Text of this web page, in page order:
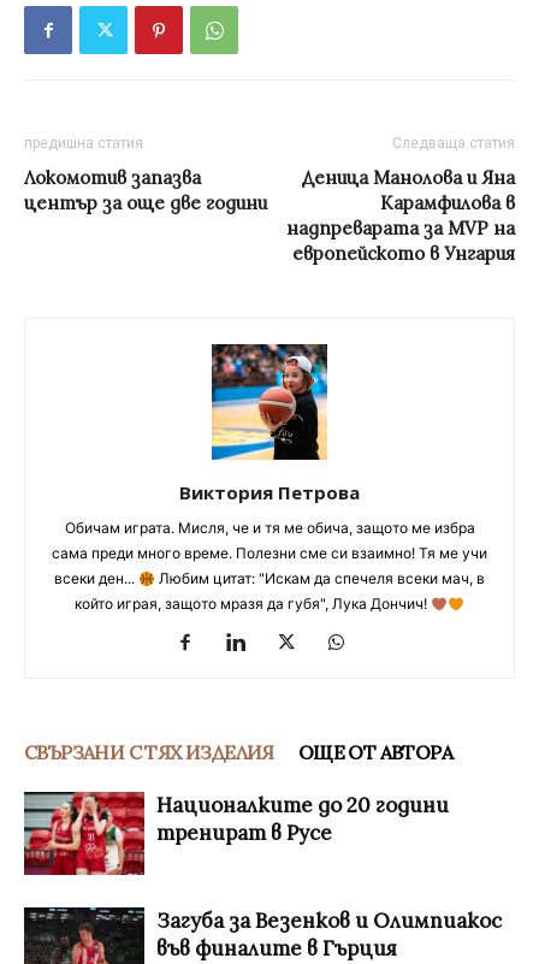
предишна статия
Локомотив запазва
център за още две години
Следваща статия
Деница Манолова и Яна
Карамфилова в
надпреварата за MVP на
европейското в Унгария
Виктория Петрова
Обичам играта. Мисля, че и тя ме обича, защото ме избра
сама преди много време. Полезни сме си взаимно! Тя ме учи
всеки ден...
Любим цитат: "Искам да спечеля всеки мач, в
който играя, защото мразя да губя", Лука Дончич!
СВЪРЗАНИ С ТЯХ ИЗДЕЛИЯ ОЩЕ ОТ АВТОРА
Националките до 20 години
тренират в Русе
Загуба за Везенков и Олимпиакос
във финалите в Гърция